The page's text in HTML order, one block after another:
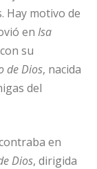
Hay motivo de
en Isa
su
de Dios, nacida
del
en
Dios, dirigida